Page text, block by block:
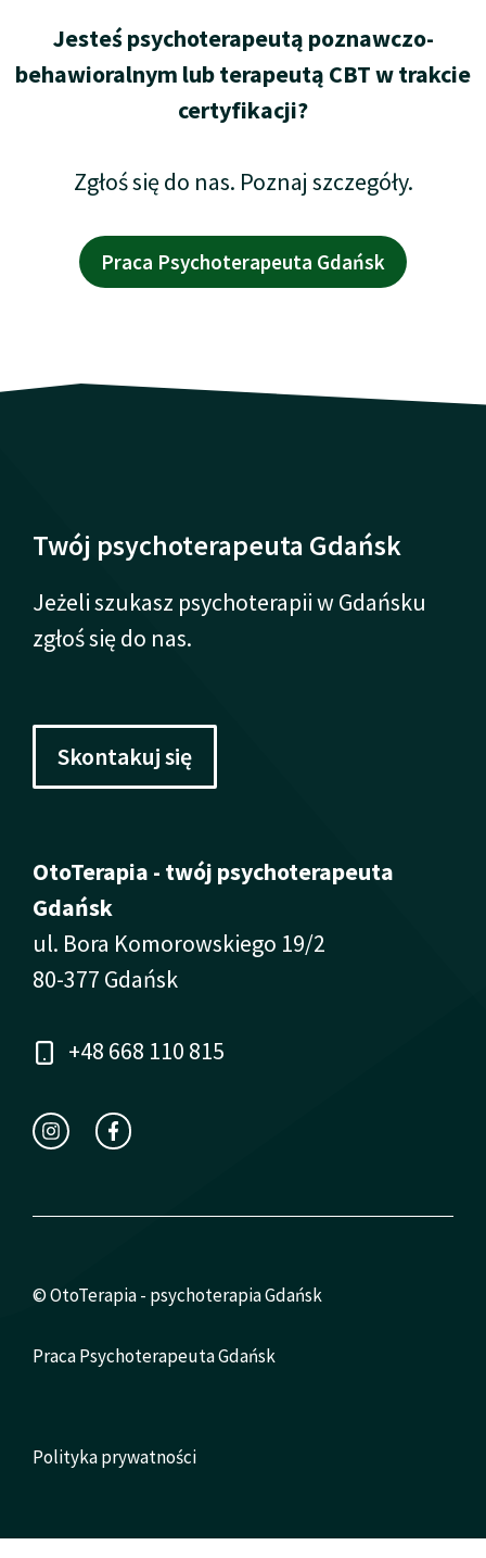
Jesteś psychoterapeutą poznawczo-
behawioralnym lub terapeutą CBT w trakcie
certyfikacji?
Zgłoś się do nas. Poznaj szczegóły.
Praca Psychoterapeuta Gdańsk
Twój psychoterapeuta Gdańsk
Jeżeli szukasz psychoterapii w Gdańsku
zgłoś się do nas.
Skontakuj się
OtoTerapia - twój psychoterapeuta
Gdańsk
ul. Bora Komorowskiego 19/2
80-377 Gdańsk
+48 668 110 815
© OtoTerapia - psychoterapia Gdańsk
Praca Psychoterapeuta Gdańsk
Polityka prywatności